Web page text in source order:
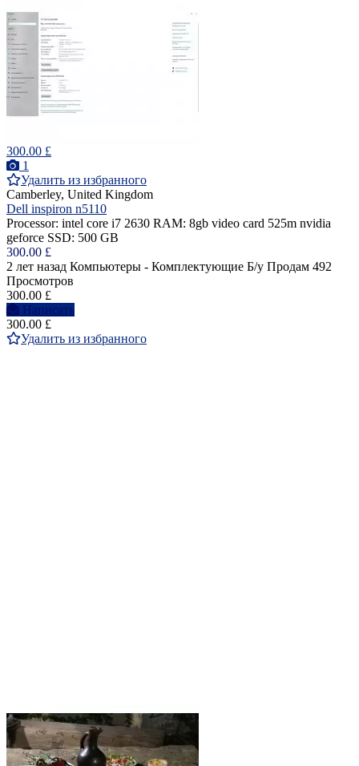
300.00 £
1
Удалить из избранного
Camberley, United Kingdom
Dell inspiron n5110
Processor: intel core i7 2630 RAM: 8gb video card 525m nvidia
geforce SSD: 500 GB
300.00 £
2 лет назад Компьютеры - Комплектующие Б/у Продам 492
Просмотров
300.00 £
Написать
300.00 £
Удалить из избранного